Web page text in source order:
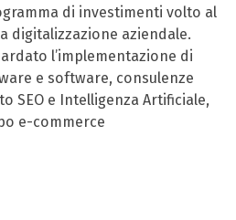
di investimenti volto al
digitalizzazione aziendale.
l’implementazione di
e software, consulenze
SEO e Intelligenza Artificiale,
e-commerce